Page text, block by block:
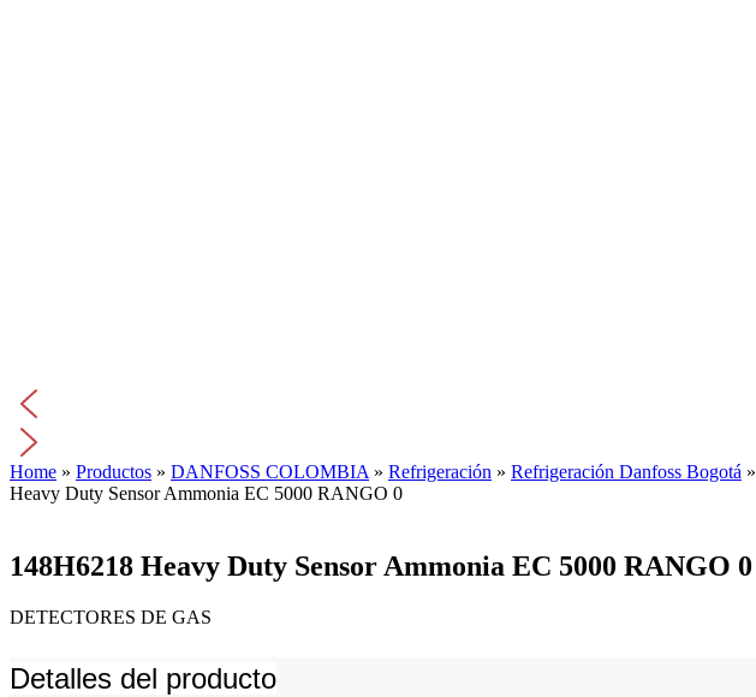
Home » Productos » DANFOSS COLOMBIA» Refrigeración » Refrigeración Danfoss Bogotá »
Heavy Duty Sensor Ammonia EC 5000 RANGO 0
148H6218 Heavy Duty Sensor Ammonia EC 5000 RANGO 0
DETECTORES DE GAS
Detalles del producto